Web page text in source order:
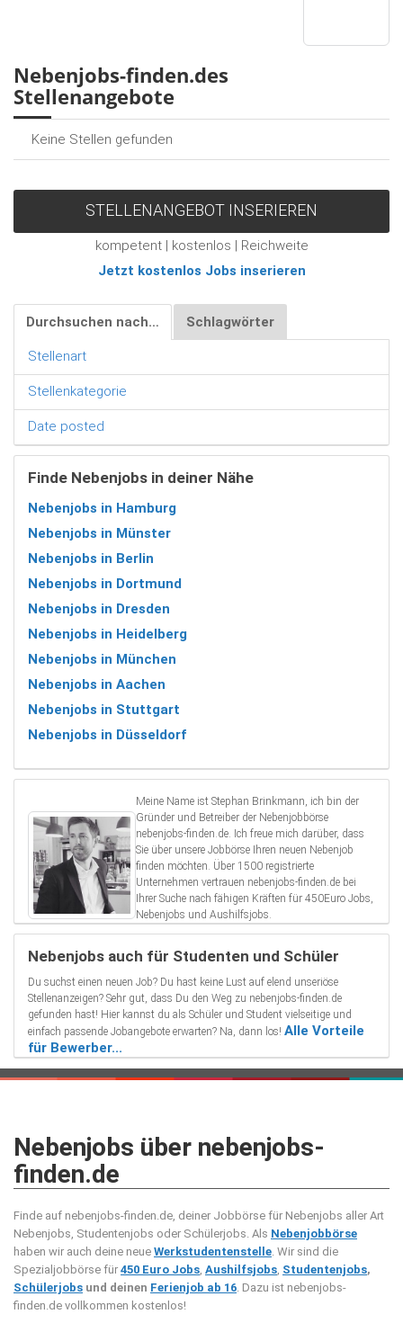
Nebenjobs-finden.des
Stellenangebote
Keine Stellen gefunden
STELLENANGEBOT INSERIEREN
kompetent | kostenlos | Reichweite
Jetzt kostenlos Jobs inserieren
Durchsuchen nach… Schlagwörter
Stellenart
Stellenkategorie
Date posted
Finde Nebenjobs in deiner Nähe
Nebenjobs in Hamburg
Nebenjobs in Münster
Nebenjobs in Berlin
Nebenjobs in Dortmund
Nebenjobs in Dresden
Nebenjobs in Heidelberg
Nebenjobs in München
Nebenjobs in Aachen
Nebenjobs in Stuttgart
Nebenjobs in Düsseldorf
Meine Name ist Stephan Brinkmann, ich bin der
Gründer und Betreiber der Nebenjobbörse
nebenjobs-finden.de. Ich freue mich darüber, dass
Sie über unsere Jobbörse Ihren neuen Nebenjob
finden möchten. Über 1500 registrierte
Unternehmen vertrauen nebenjobs-finden.de bei
Ihrer Suche nach fähigen Kräften für 450Euro Jobs,
Nebenjobs und Aushilfsjobs.
Nebenjobs auch für Studenten und Schüler
Du suchst einen neuen Job? Du hast keine Lust auf elend unseriöse
Stellenanzeigen? Sehr gut, dass Du den Weg zu nebenjobs-finden.de
gefunden hast! Hier kannst du als Schüler und Student vielseitige und
einfach passende Jobangebote erwarten? Na, dann los! Alle Vorteile
für Bewerber...
Nebenjobs über nebenjobs-
finden.de
Finde auf nebenjobs-finden.de, deiner Jobbörse für Nebenjobs aller Art
Nebenjobs, Studentenjobs oder Schülerjobs. Als Nebenjobbörse
haben wir auch deine neue Werkstudentenstelle. Wir sind die
Spezialjobbörse für 450 Euro Jobs, Aushilfsjobs, Studentenjobs,
Schülerjobs und deinen Ferienjob ab 16. Dazu ist nebenjobs-
finden.de vollkommen kostenlos!